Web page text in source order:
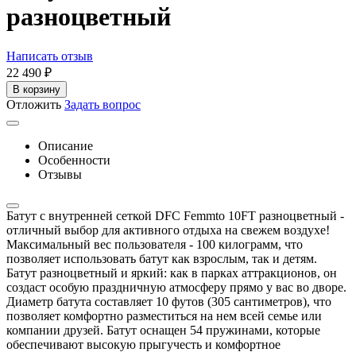
разноцветный
Написать отзыв
22 490 ₽
В корзину
Отложить Задать вопрос
Описание
Особенности
Отзывы
Батут с внутренней сеткой DFC Femmto 10FT разноцветный -
отличный выбор для активного отдыха на свежем воздухе!
Максимальный вес пользователя - 100 килограмм, что
позволяет использовать батут как взрослым, так и детям.
Батут разноцветный и яркий: как в парках аттракционов, он
создаст особую праздничную атмосферу прямо у вас во дворе.
Диаметр батута составляет 10 футов (305 сантиметров), что
позволяет комфортно разместиться на нем всей семье или
компании друзей. Батут оснащен 54 пружинами, которые
обеспечивают высокую прыгучесть и комфортное